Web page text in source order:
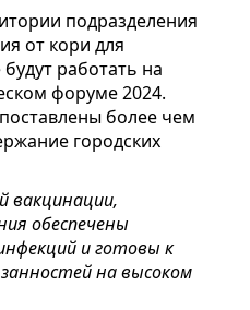
подразделения
от кори для
работать на
форуме 2024.
более чем
городских
вакцинации,
обеспечены
и готовы к
на высоком